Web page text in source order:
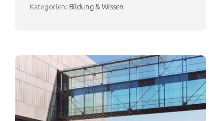
Kategorien: Bildung & Wissen